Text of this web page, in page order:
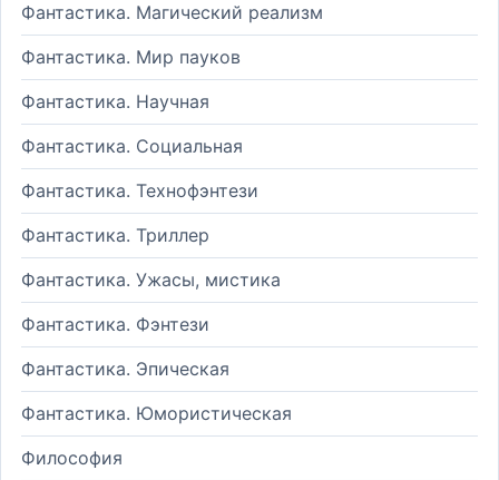
Фантастика. Магический реализм
Фантастика. Мир пауков
Фантастика. Научная
Фантастика. Социальная
Фантастика. Технофэнтези
Фантастика. Триллер
Фантастика. Ужасы, мистика
Фантастика. Фэнтези
Фантастика. Эпическая
Фантастика. Юмористическая
Философия